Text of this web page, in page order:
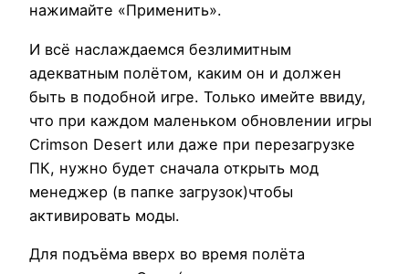
нажимайте «Применить».
И всё наслаждаемся безлимитным
адекватным полётом, каким он и должен
быть в подобной игре. Только имейте ввиду,
что при каждом маленьком обновлении игры
Crimson Desert или даже при перезагрузке
ПК, нужно будет сначала открыть мод
менеджер (в папке загрузок)чтобы
активировать моды.
Для подъёма вверх во время полёта